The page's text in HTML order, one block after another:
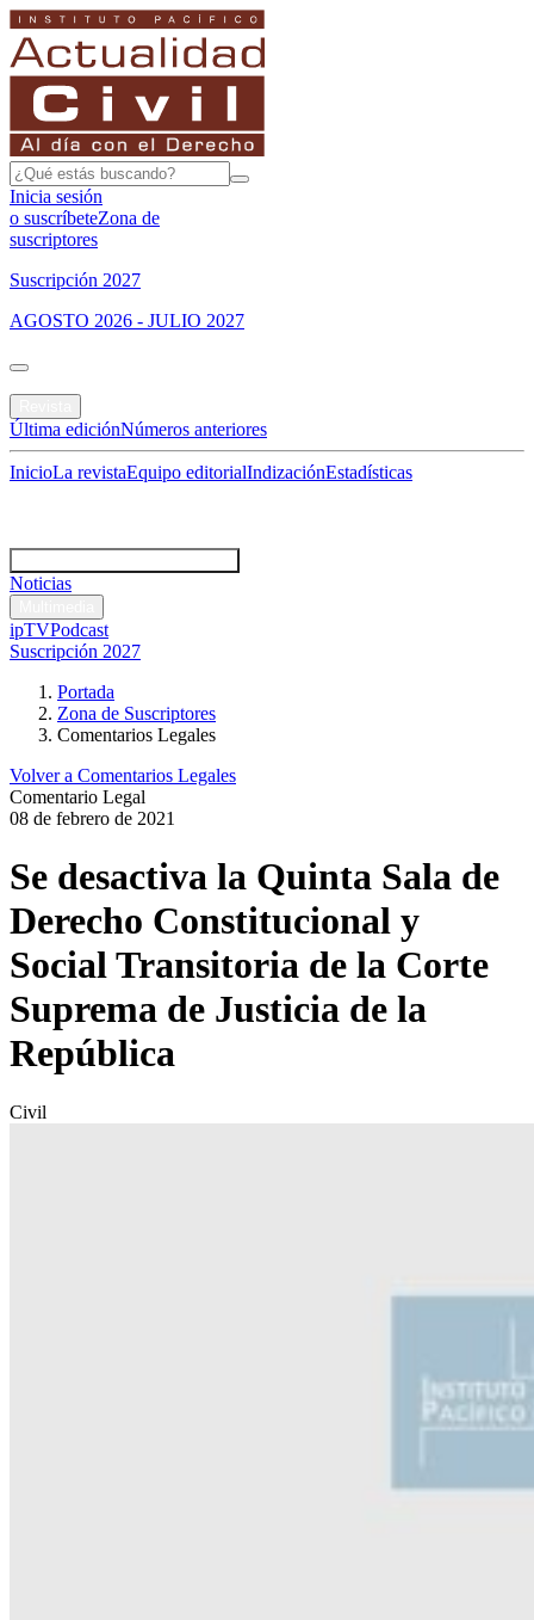
Inicia sesión
o suscríbeteZona de
suscriptores
Suscripción 2027
AGOSTO 2026 - JULIO 2027
Última ediciónNúmeros anteriores
InicioLa revistaEquipo editorialIndizaciónEstadísticas
Noticias
ipTVPodcast
Suscripción 2027
Portada
Zona de Suscriptores
Comentarios Legales
Volver a Comentarios Legales
Comentario Legal
08 de febrero de 2021
Se desactiva la Quinta Sala de
Derecho Constitucional y
Social Transitoria de la Corte
Suprema de Justicia de la
República
Civil